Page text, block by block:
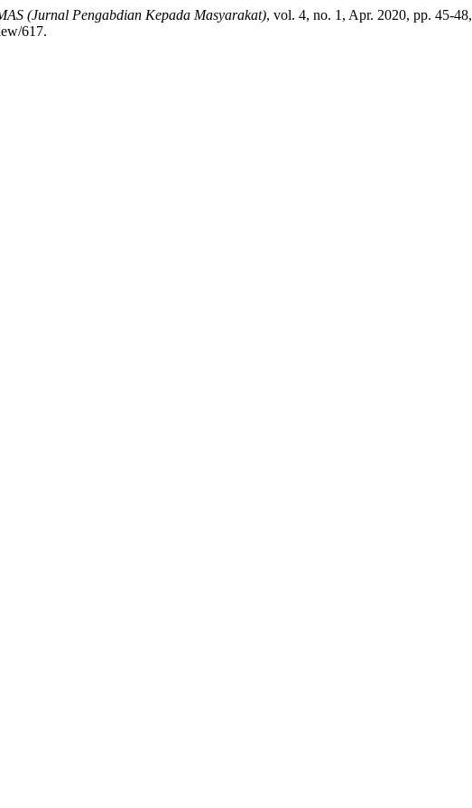
(Jurnal Pengabdian Kepada Masyarakat), vol. 4, no. 1, Apr. 2020, pp. 45-48,
617.